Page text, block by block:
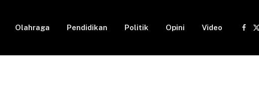
Olahraga Pendidikan Politik Opini Video